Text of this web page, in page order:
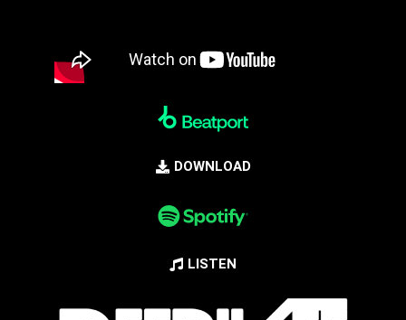
DOWNLOAD
LISTEN